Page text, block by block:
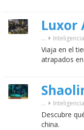
Luxor
...
Viaja en el
atrapados
...
Descubre
china.